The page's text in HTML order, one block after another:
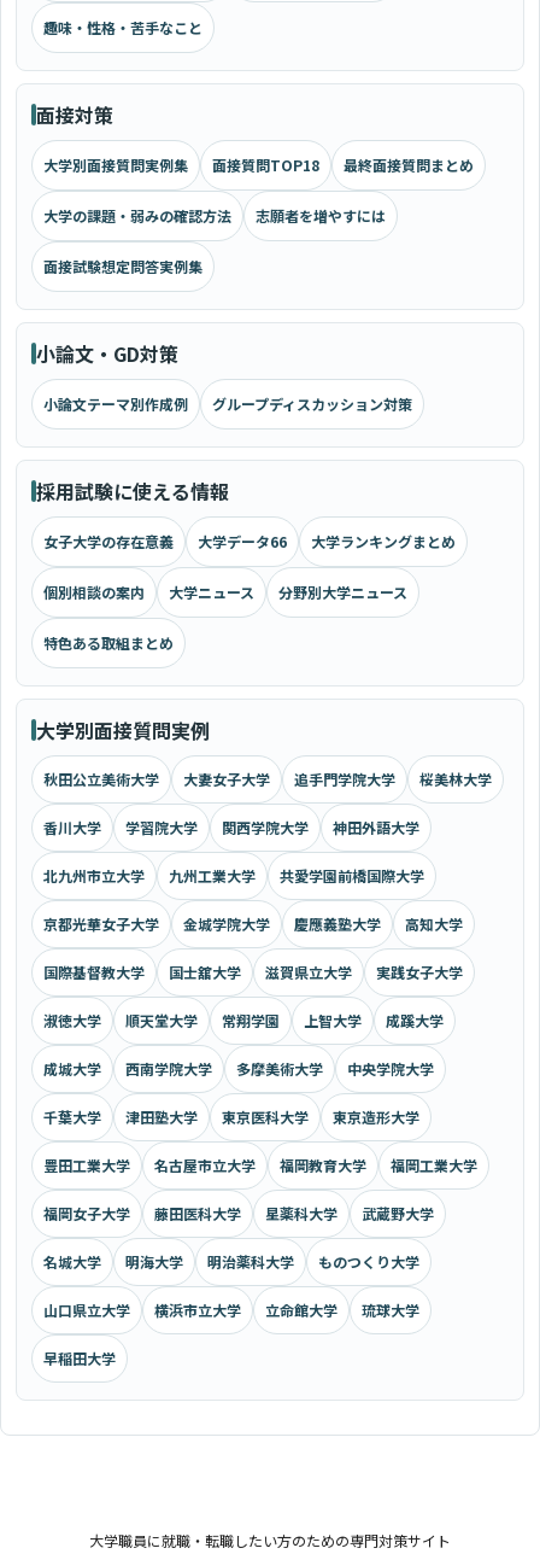
趣味・性格・苦手なこと
面接対策
大学別面接質問実例集 面接質問TOP18 最終面接質問まとめ
大学の課題・弱みの確認方法 志願者を増やすには
面接試験想定問答実例集
小論文・GD対策
小論文テーマ別作成例 グループディスカッション対策
採用試験に使える情報
女子大学の存在意義 大学データ66 大学ランキングまとめ
個別相談の案内 大学ニュース 分野別大学ニュース
特色ある取組まとめ
大学別面接質問実例
秋田公立美術大学 大妻女子大学 追手門学院大学 桜美林大学
香川大学 学習院大学 関西学院大学 神田外語大学
北九州市立大学 九州工業大学 共愛学園前橋国際大学
京都光華女子大学 金城学院大学 慶應義塾大学 高知大学
国際基督教大学 国士舘大学 滋賀県立大学 実践女子大学
淑徳大学 順天堂大学 常翔学園 上智大学 成蹊大学
成城大学 西南学院大学 多摩美術大学 中央学院大学
千葉大学 津田塾大学 東京医科大学 東京造形大学
豊田工業大学 名古屋市立大学 福岡教育大学 福岡工業大学
福岡女子大学 藤田医科大学 星薬科大学 武蔵野大学
名城大学 明海大学 明治薬科大学 ものつくり大学
山口県立大学 横浜市立大学 立命館大学 琉球大学
早稲田大学
大学職員に就職・転職したい方のための専門対策サイト